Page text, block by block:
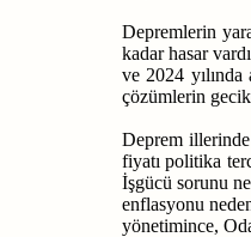
Depremlerin
kadar hasar
ve 2024 yılında
çözümlerin
Deprem
fiyatı politika
İşgücü sorunu
enflasyonu
yönetimince,